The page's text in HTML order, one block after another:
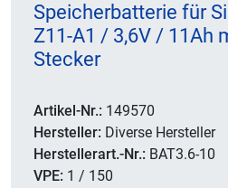
Speicherbatterie für
Z11-A1 / 3,6V / 11Ah
Stecker
Artikel-Nr.: 149570
Hersteller: Diverse Hersteller
Herstellerart.-Nr.: BAT3.6-10
VPE: 1 / 150